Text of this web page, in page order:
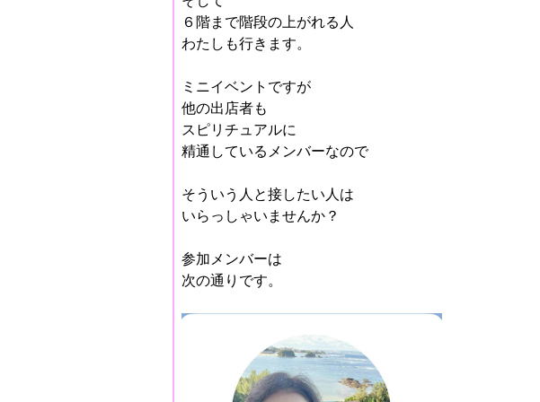
６階まで階段の上がれる人
わたしも行きます。
ミニイベントですが
他の出店者も
スピリチュアルに
精通しているメンバーなので
そういう人と接したい人は
いらっしゃいませんか？
参加メンバーは
次の通りです。